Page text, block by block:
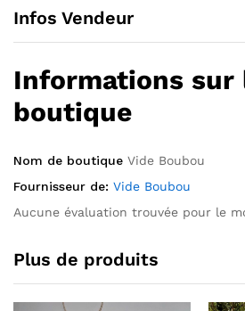
Infos Vendeur
Informations sur
boutique
Nom de boutique Vide Boubou
Fournisseur de: Vide Boubou
Aucune évaluation trouvée pour le
Plus de produits